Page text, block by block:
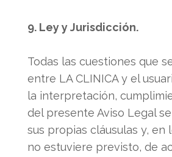
9. Ley y Jurisdicción.
Todas las cuestiones que
entre LA CLINICA y el
la interpretación,
del presente Aviso Legal
sus propias cláusulas y, en
no estuviere previsto, de